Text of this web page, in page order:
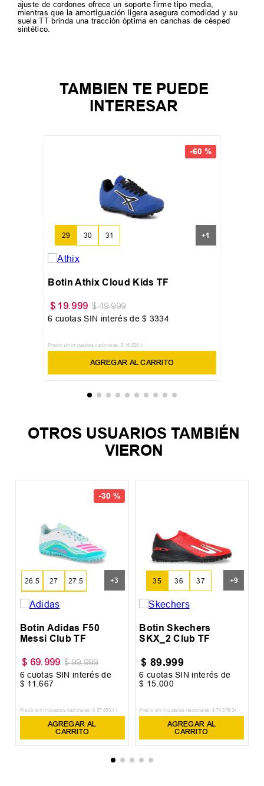
ajuste de cordones ofrece un soporte firme tipo media,
mientras que la amortiguación ligera asegura comodidad y su
suela TT brinda una tracción óptima en canchas de césped
sintético.
TAMBIEN TE PUEDE
INTERESAR
-60 %
29 30 31 +1
Botin Athix Cloud Kids TF
$ 19.999 $ 49.999
6 cuotas SIN interés de$ 3334
Precio sin impuestos nacionales: $ 16.528 ,1
AGREGAR AL CARRITO
OTROS USUARIOS TAMBIÉN
VIERON
-30 %
26.5 27 27.5
28.5 29
32 33 33.5
34 34.5 35.5
36 36.5
+3
Botin Adidas F50
Messi Club TF
$ 69. 999 $ 99.999
6 cuotas SIN interés de
$ 11 .667
Precio sin impuestos nacionales: $ 57 .850,41
AGREGAR AL
CARRITO
35 36 37 +9
Botin Skechers
SKX_2 Club TF
$ 89.999
6 cuotas SIN interés de
$ 15 000
Precio sin impuestos nacionales: $ 74.379,34
AGREGAR AL
CARRITO